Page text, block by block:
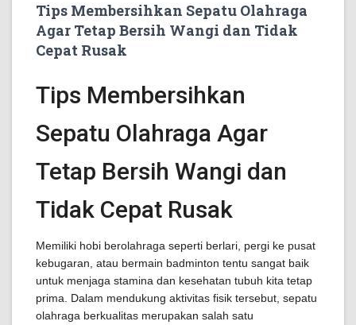
Tips Membersihkan Sepatu Olahraga
Agar Tetap Bersih Wangi dan Tidak
Cepat Rusak
Tips Membersihkan
Sepatu Olahraga Agar
Tetap Bersih Wangi dan
Tidak Cepat Rusak
Memiliki hobi berolahraga seperti berlari, pergi ke pusat
kebugaran, atau bermain badminton tentu sangat baik
untuk menjaga stamina dan kesehatan tubuh kita tetap
prima. Dalam mendukung aktivitas fisik tersebut, sepatu
olahraga berkualitas merupakan salah satu